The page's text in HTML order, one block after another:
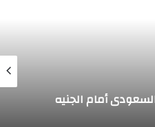
أمام الجنيه